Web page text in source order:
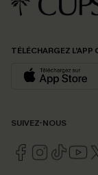
TÉLÉCHARGEZ L’APP
SUIVEZ-NOUS
-
En soumettant
marketing (y